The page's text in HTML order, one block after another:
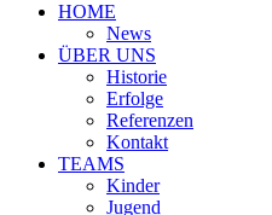
HOME
News
ÜBER UNS
Historie
Erfolge
Referenzen
Kontakt
TEAMS
Kinder
Jugend